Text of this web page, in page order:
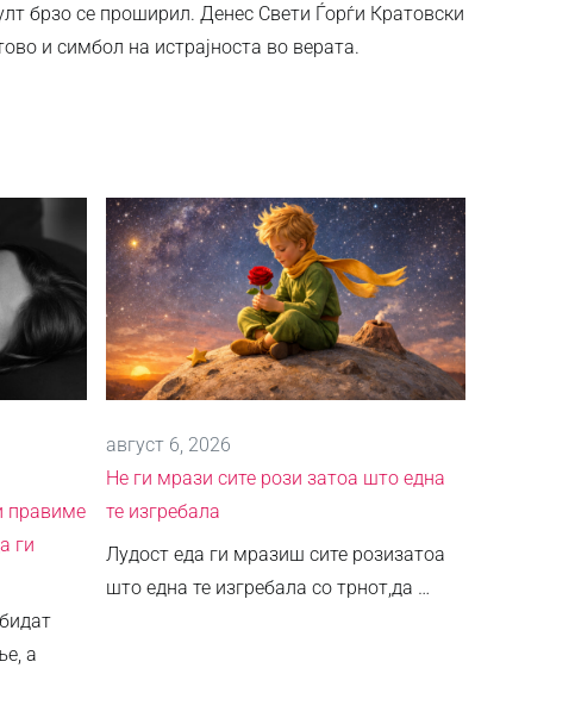
брзо се проширил. Денес Свети Ѓорѓи Кратовски
и симбол на истрајноста во верата.
правиме
ги
а
август 6, 2026
Не ги мрази сите рози затоа што една
те изгребала
Лудост еда ги мразиш сите розизатоа
што една те изгребала со трнот,да …